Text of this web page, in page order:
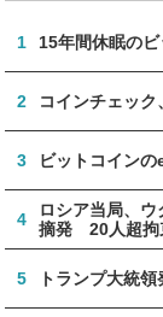
1 15年間休眠の
2 コインチェッ
3 ビットコイン
4
ロシア当局、
摘発 20人超拘
5 トランプ大統